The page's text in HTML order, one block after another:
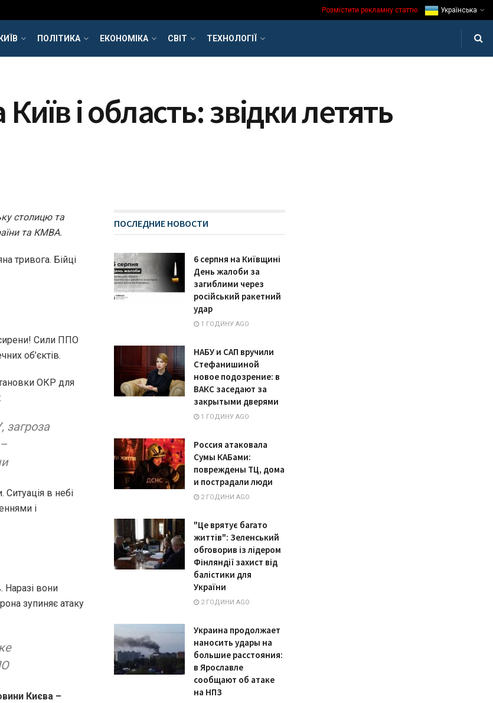
Розмістити рекламну статтю Українська
КИЇВ ПОЛІТИКА ЕКОНОМІКА СВІТ ТЕХНОЛОГІЇ
і область: звідки летять
столицю та
та КМВА.
тривога. Бійці
Сили ППО
об’єктів.
ОКР для
загроза
Ситуація в небі
і
Наразі вони
зупиняє атаку
Києва –
ПОСЛЕДНИЕ НОВОСТИ
6 серпня на Київщині
День жалоби за
загиблими через
російський ракетний
удар
1 ГОДИНУ AGO
НАБУ и САП вручили
Стефанишиной
новое подозрение: в
ВАКС заседают за
закрытыми дверями
1 ГОДИНУ AGO
Россия атаковала
Сумы КАБами:
повреждены ТЦ, дома
и пострадали люди
2 ГОДИНИ AGO
"Це врятує багато
життів": Зеленський
обговорив із лідером
Фінляндії захист від
балістики для
України
2 ГОДИНИ AGO
Украина продолжает
наносить удары на
большие расстояния:
в Ярославле
сообщают об атаке
на НПЗ